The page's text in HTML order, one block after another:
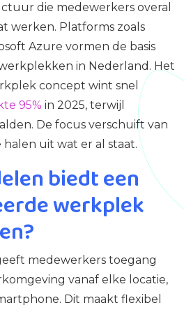
die medewerkers overal
werken. Platforms zoals
Azure vormen de basis
in Nederland. Het
concept wint snel
95% in 2025, terwijl
De focus verschuift van
uit wat er al staat.
biedt een
werkplek
medewerkers toegang
vanaf elke locatie,
Dit maakt flexibel